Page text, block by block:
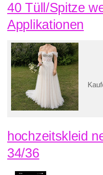
40 Tüll/Spitze
Applikationen
hochzeitskleid
34/36